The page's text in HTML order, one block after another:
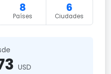
8
Países
6
Ciudades
USD